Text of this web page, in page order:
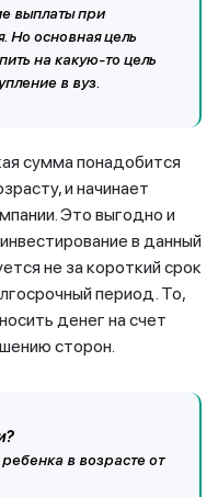
выплаты при
Но основная цель
на какую-то цель
в вуз.
сумма понадобится
и начинает
Это выгодно и
в данный
не за короткий срок
период. То,
денег на счет
сторон.
в возрасте от